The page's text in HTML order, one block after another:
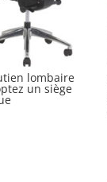
lombaire
un siège